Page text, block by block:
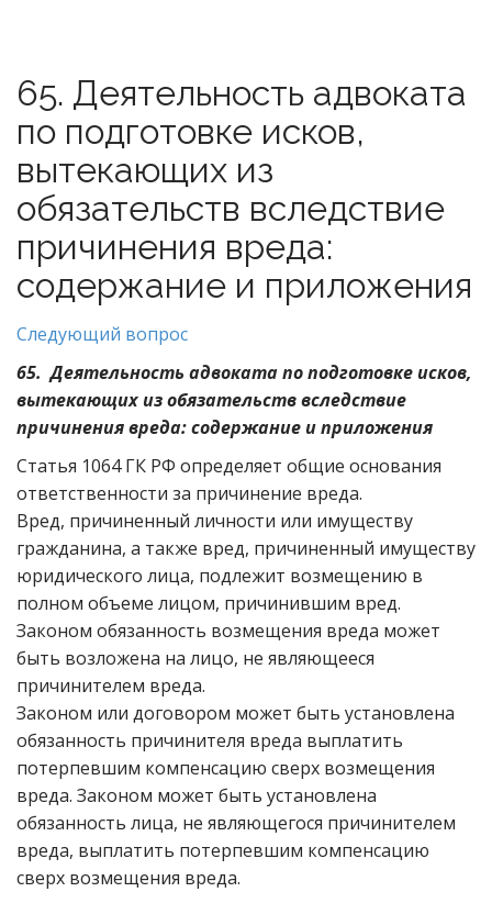
65. Деятельность адвоката
по подготовке исков,
вытекающих из
обязательств вследствие
причинения вреда:
содержание и приложения
Следующий вопрос
65. Деятельность адвоката по подготовке исков,
вытекающих из обязательств вследствие
причинения вреда: содержание и приложения
Статья 1064 ГК РФ определяет общие основания
ответственности за причинение вреда.
Вред, причиненный личности или имуществу
гражданина, а также вред, причиненный имуществу
юридического лица, подлежит возмещению в
полном объеме лицом, причинившим вред.
Законом обязанность возмещения вреда может
быть возложена на лицо, не являющееся
причинителем вреда.
Законом или договором может быть установлена
обязанность причинителя вреда выплатить
потерпевшим компенсацию сверх возмещения
вреда. Законом может быть установлена
обязанность лица, не являющегося причинителем
вреда, выплатить потерпевшим компенсацию
сверх возмещения вреда.